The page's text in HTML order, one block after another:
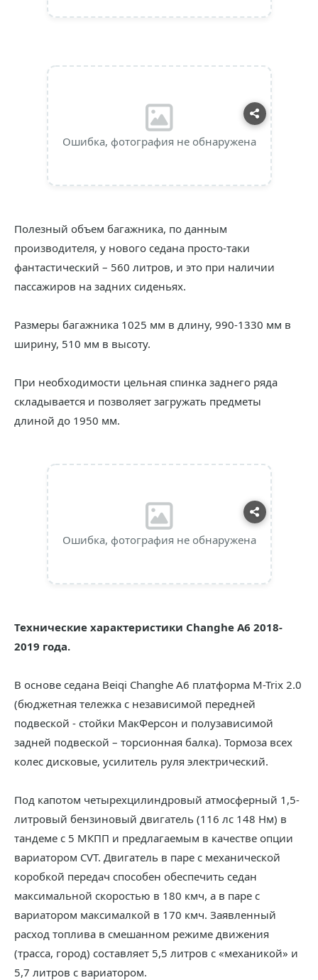
Ошибка, фотография не обнаружена
Полезный объем багажника, по данным
производителя, у нового седана просто-таки
фантастический – 560 литров, и это при наличии
пассажиров на задних сиденьях.
Размеры багажника 1025 мм в длину, 990-1330 мм в
ширину, 510 мм в высоту.
При необходимости цельная спинка заднего ряда
складывается и позволяет загружать предметы
длиной до 1950 мм.
Ошибка, фотография не обнаружена
Технические характеристики Changhe A6 2018-
2019 года.
В основе седана Beiqi Changhe A6 платформа M-Trix 2.0
(бюджетная тележка с независимой передней
подвеской - стойки МакФерсон и полузависимой
задней подвеской – торсионная балка). Тормоза всех
колес дисковые, усилитель руля электрический.
Под капотом четырехцилиндровый атмосферный 1,5-
литровый бензиновый двигатель (116 лс 148 Нм) в
тандеме с 5 МКПП и предлагаемым в качестве опции
вариатором CVT. Двигатель в паре с механической
коробкой передач способен обеспечить седан
максимальной скоростью в 180 кмч, а в паре с
вариатором максималкой в 170 кмч. Заявленный
расход топлива в смешанном режиме движения
(трасса, город) составляет 5,5 литров с «механикой» и
5,7 литров с вариатором.